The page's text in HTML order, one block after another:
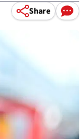
Share